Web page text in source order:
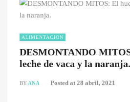
ALIMENTACION
DESMONTANDO
leche de vaca y la naranja.
BY ANA Posted at 28 abril, 2021